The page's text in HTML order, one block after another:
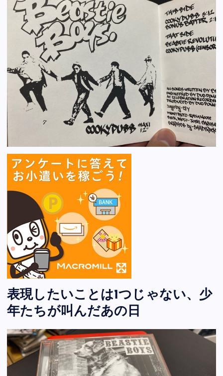
表現したいことは1つじゃない、少
年たちが叫んだあの日